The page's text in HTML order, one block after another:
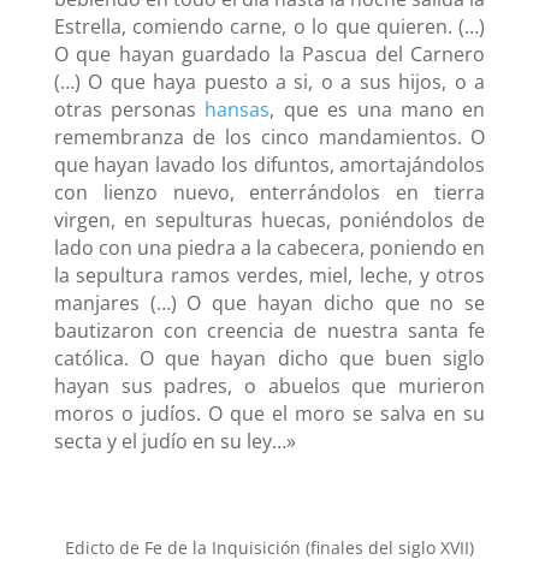
Estrella, comiendo carne, o lo que quieren. (…)
O que hayan guardado la Pascua del Carnero
(…) O que haya puesto a si, o a sus hijos, o a
otras personas hansas, que es una mano en
remembranza de los cinco mandamientos. O
que hayan lavado los difuntos, amortajándolos
con lienzo nuevo, enterrándolos en tierra
virgen, en sepulturas huecas, poniéndolos de
lado con una piedra a la cabecera, poniendo en
la sepultura ramos verdes, miel, leche, y otros
manjares (…) O que hayan dicho que no se
bautizaron con creencia de nuestra santa fe
católica. O que hayan dicho que buen siglo
hayan sus padres, o abuelos que murieron
moros o judíos. O que el moro se salva en su
secta y el judío en su ley…»
Edicto de Fe de la Inquisición (finales del siglo XVII)